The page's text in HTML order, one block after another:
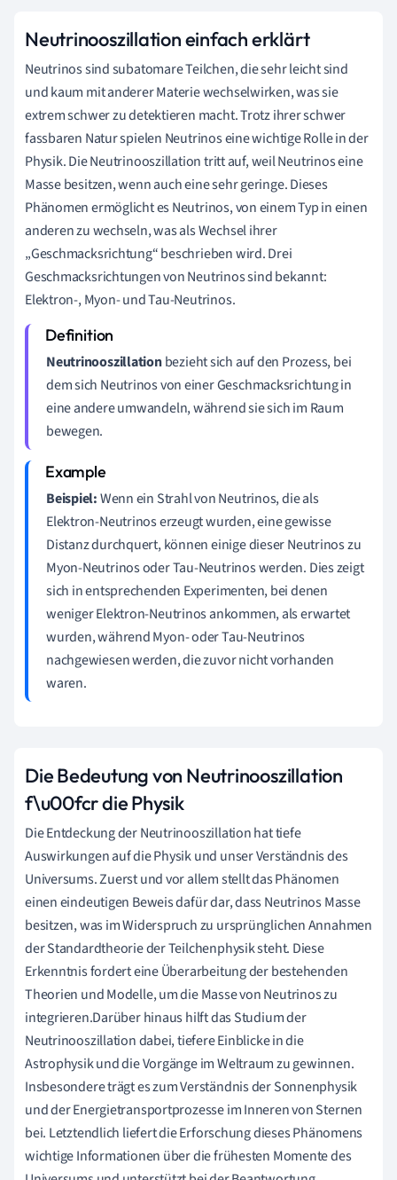
Neutrinooszillation einfach erklärt
Neutrinos sind subatomare Teilchen, die sehr leicht sind
und kaum mit anderer Materie wechselwirken, was sie
extrem schwer zu detektieren macht. Trotz ihrer schwer
fassbaren Natur spielen Neutrinos eine wichtige Rolle in der
Physik. Die Neutrinooszillation tritt auf, weil Neutrinos eine
Masse besitzen, wenn auch eine sehr geringe. Dieses
Phänomen ermöglicht es Neutrinos, von einem Typ in einen
anderen zu wechseln, was als Wechsel ihrer
„Geschmacksrichtung“ beschrieben wird. Drei
Geschmacksrichtungen von Neutrinos sind bekannt:
Elektron-, Myon- und Tau-Neutrinos.
Neutrinooszillationbezieht sich auf den Prozess, bei
dem sich Neutrinos von einer Geschmacksrichtung in
eine andere umwandeln, während sie sich im Raum
bewegen.
Beispiel:Wenn ein Strahl von Neutrinos, die als
Elektron-Neutrinos erzeugt wurden, eine gewisse
Distanz durchquert, können einige dieser Neutrinos zu
Myon-Neutrinos oder Tau-Neutrinos werden. Dies zeigt
sich in entsprechenden Experimenten, bei denen
weniger Elektron-Neutrinos ankommen, als erwartet
wurden, während Myon- oder Tau-Neutrinos
nachgewiesen werden, die zuvor nicht vorhanden
waren.
Die Bedeutung von Neutrinooszillation
f\u00fcr die Physik
Die Entdeckung der Neutrinooszillation hat tiefe
Auswirkungen auf die Physik und unser Verständnis des
Universums. Zuerst und vor allem stellt das Phänomen
einen eindeutigen Beweis dafür dar, dass Neutrinos Masse
besitzen, was im Widerspruch zu ursprünglichen Annahmen
der Standardtheorie der Teilchenphysik steht. Diese
Erkenntnis fordert eine Überarbeitung der bestehenden
Theorien und Modelle, um die Masse von Neutrinos zu
integrieren.Darüber hinaus hilft das Studium der
Neutrinooszillation dabei, tiefere Einblicke in die
Astrophysik und die Vorgänge im Weltraum zu gewinnen.
Insbesondere trägt es zum Verständnis der Sonnenphysik
und der Energietransportprozesse im Inneren von Sternen
bei. Letztendlich liefert die Erforschung dieses Phänomens
wichtige Informationen über die frühesten Momente des